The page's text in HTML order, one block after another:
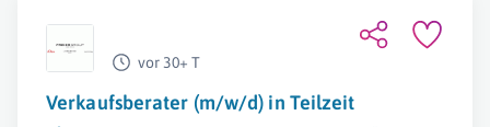
vor 30+ T
Verkaufsberater (m/w/d) in Teilzeit